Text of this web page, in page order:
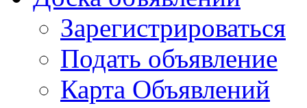
Зарегистрироваться
Подать объявление
Карта Объявлений